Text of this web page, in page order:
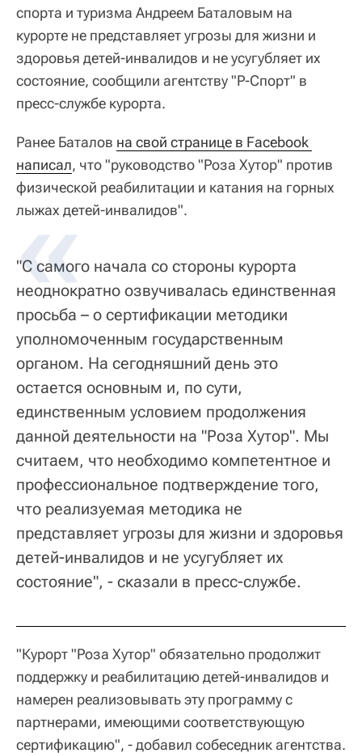
спорта и туризма Андреем Баталовым на
курорте не представляет угрозы для жизни и
здоровья детей-инвалидов и не усугубляет их
состояние, сообщили агентству "Р-Спорт" в
пресс-службе курорта.
Ранее Баталов на свой странице в Facebook
написал, что "руководство "Роза Хутор" против
физической реабилитации и катания на горных
лыжах детей-инвалидов".
"С самого начала со стороны курорта
неоднократно озвучивалась единственная
просьба – о сертификации методики
уполномоченным государственным
органом. На сегодняшний день это
остается основным и, по сути,
единственным условием продолжения
данной деятельности на "Роза Хутор". Мы
считаем, что необходимо компетентное и
профессиональное подтверждение того,
что реализуемая методика не
представляет угрозы для жизни и здоровья
детей-инвалидов и не усугубляет их
состояние", - сказали в пресс-службе.
"Курорт "Роза Хутор" обязательно продолжит
поддержку и реабилитацию детей-инвалидов и
намерен реализовывать эту программу с
партнерами, имеющими соответствующую
сертификацию", - добавил собеседник агентства.